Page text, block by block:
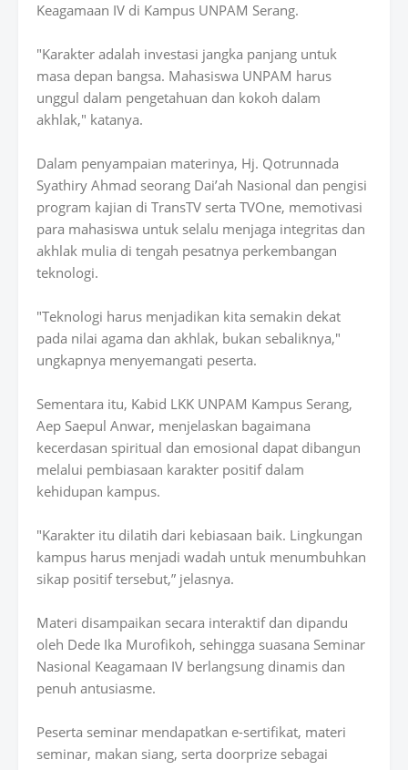
Keagamaan IV di Kampus UNPAM Serang.
"Karakter adalah investasi jangka panjang untuk
masa depan bangsa. Mahasiswa UNPAM harus
unggul dalam pengetahuan dan kokoh dalam
akhlak," katanya.
Dalam penyampaian materinya, Hj. Qotrunnada
Syathiry Ahmad seorang Dai’ah Nasional dan pengisi
program kajian di TransTV serta TVOne, memotivasi
para mahasiswa untuk selalu menjaga integritas dan
akhlak mulia di tengah pesatnya perkembangan
teknologi.
"Teknologi harus menjadikan kita semakin dekat
pada nilai agama dan akhlak, bukan sebaliknya,"
ungkapnya menyemangati peserta.
Sementara itu, Kabid LKK UNPAM Kampus Serang,
Aep Saepul Anwar, menjelaskan bagaimana
kecerdasan spiritual dan emosional dapat dibangun
melalui pembiasaan karakter positif dalam
kehidupan kampus.
"Karakter itu dilatih dari kebiasaan baik. Lingkungan
kampus harus menjadi wadah untuk menumbuhkan
sikap positif tersebut,” jelasnya.
Materi disampaikan secara interaktif dan dipandu
oleh Dede Ika Murofikoh, sehingga suasana Seminar
Nasional Keagamaan IV berlangsung dinamis dan
penuh antusiasme.
Peserta seminar mendapatkan e-sertifikat, materi
seminar, makan siang, serta doorprize sebagai